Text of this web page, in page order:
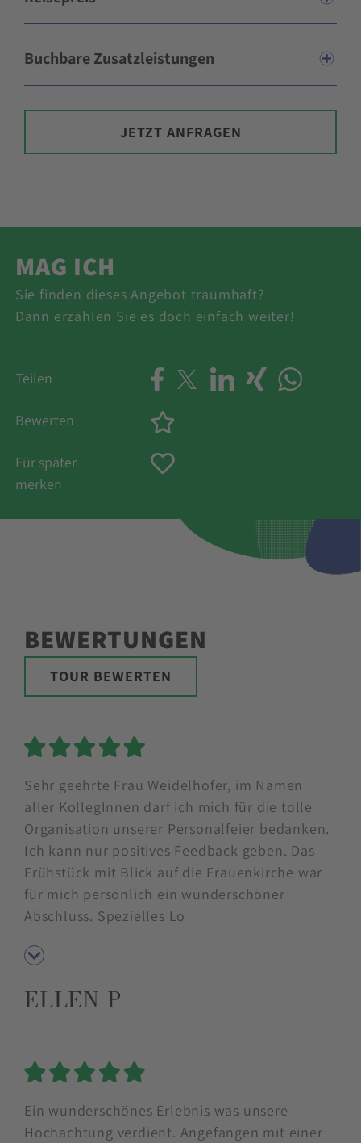
Buchbare Zusatzleistungen
JETZT ANFRAGEN
MAG ICH
Sie finden dieses Angebot traumhaft?
Dann erzählen Sie es doch einfach weiter!
Teilen
Bewerten
Für später
merken
BEWERTUNGEN
TOUR BEWERTEN
Sehr geehrte Frau Weidelhofer, im Namen
aller KollegInnen darf ich mich für die tolle
Organisation unserer Personalfeier bedanken.
Ich kann nur positives Feedback geben. Das
Frühstück mit Blick auf die Frauenkirche war
für mich persönlich ein wunderschöner
Abschluss. Spezielles Lo
ELLEN P
Ein wunderschönes Erlebnis was unsere
Hochachtung verdient. Angefangen mit einer